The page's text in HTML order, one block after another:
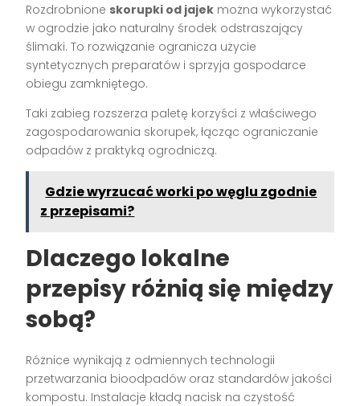
Rozdrobnione skorupki od jajek można wykorzystać
w ogrodzie jako naturalny środek odstraszający
ślimaki. To rozwiązanie ogranicza użycie
syntetycznych preparatów i sprzyja gospodarce
obiegu zamkniętego.
Taki zabieg rozszerza paletę korzyści z właściwego
zagospodarowania skorupek, łącząc ograniczanie
odpadów z praktyką ogrodniczą.
Gdzie wyrzucać worki po węglu zgodnie
z przepisami?
Dlaczego lokalne
przepisy różnią się między
sobą?
Różnice wynikają z odmiennych technologii
przetwarzania bioodpadów oraz standardów jakości
kompostu. Instalacje kładą nacisk na czystość